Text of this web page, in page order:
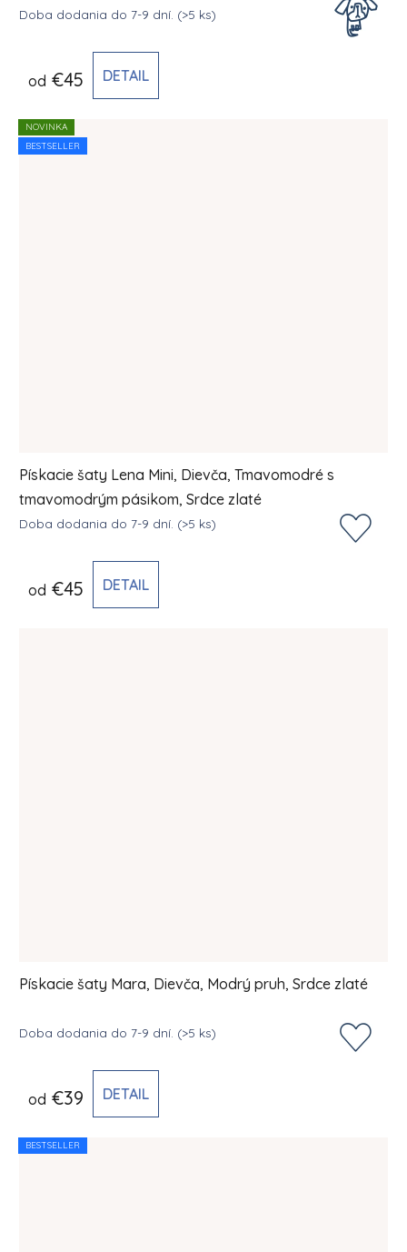
Doba dodania do 7-9 dní. (>5 ks)
od €45 DETAIL
NOVINKA
BESTSELLER
Pískacie šaty Lena Mini, Dievča, Tmavomodré s
tmavomodrým pásikom, Srdce zlaté
Doba dodania do 7-9 dní. (>5 ks)
od €45 DETAIL
Pískacie šaty Mara, Dievča, Modrý pruh, Srdce zlaté
Doba dodania do 7-9 dní. (>5 ks)
od €39 DETAIL
BESTSELLER